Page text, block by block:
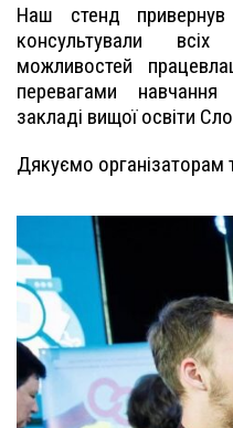
Наш стенд
консультували
можливостей
перевагами
закладі вищої освіти
Дякуємо організаторам